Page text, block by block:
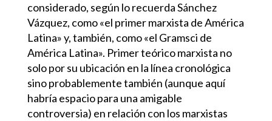
considerado, según lo recuerda Sánchez
Vázquez, como «el primer marxista de América
Latina» y, también, como «el Gramsci de
América Latina». Primer teórico marxista no
solo por su ubicación en la línea cronológica
sino probablemente también (aunque aquí
habría espacio para una amigable
controversia) en relación con los marxistas